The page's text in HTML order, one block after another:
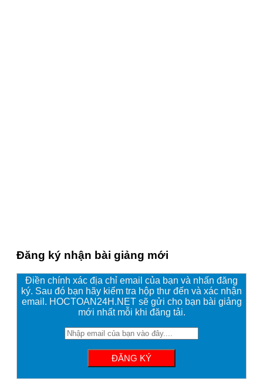
Đăng ký nhận bài giảng mới
Điền chính xác địa chỉ email của bạn và nhấn đăng
ký. Sau đó bạn hãy kiểm tra hộp thư đến và xác nhận
email. HOCTOAN24H.NET sẽ gửi cho bạn bài giảng
mới nhất mỗi khi đăng tải.